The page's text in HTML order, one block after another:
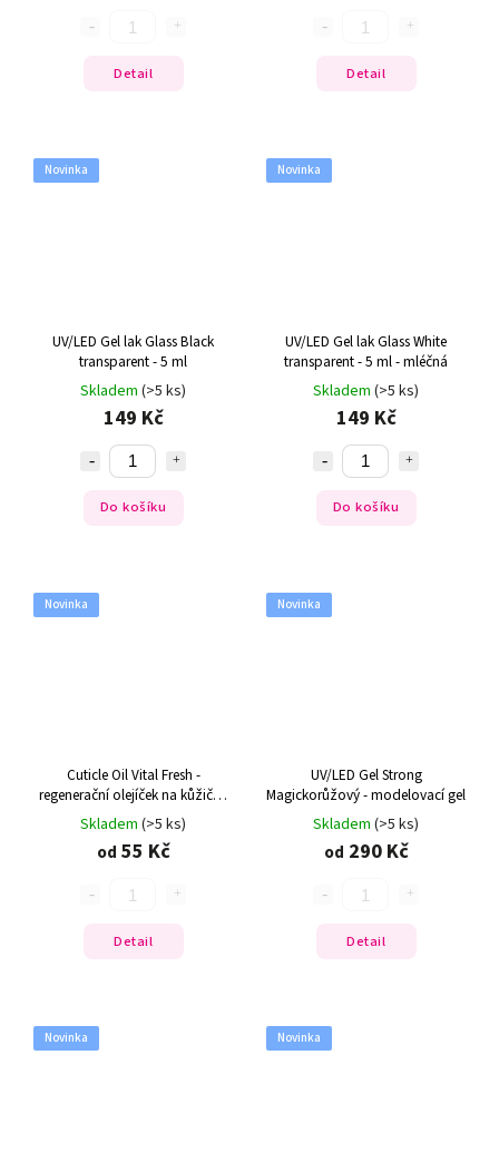
Detail Detail
Novinka
UV/LED Gel lak Glass Black
transparent - 5 ml
Skladem (>5 ks)
149 Kč
Do košíku
Novinka
UV/LED Gel lak Glass White
transparent - 5 ml - mléčná
Skladem (>5 ks)
149 Kč
Do košíku
Novinka
Cuticle Oil Vital Fresh -
regenerační olejíček na kůžičku
Vital Fresh
Skladem (>5 ks)
od 55 Kč
Detail
Novinka
UV/LED Gel Strong
Magickorůžový - modelovací gel
Skladem (>5 ks)
od 290 Kč
Detail
Novinka Novinka